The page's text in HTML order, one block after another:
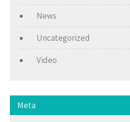
News
Uncategorized
Video
Meta